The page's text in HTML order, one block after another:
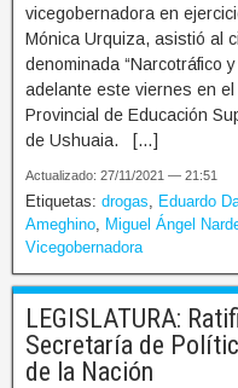
vicegobernadora en
Mónica Urquiza, asistió al
denominada “Narcotráfico
adelante este viernes en
Provincial de Educación
de Ushuaia. […]
Actualizado: 27/11/2021 — 21:51
Etiquetas: drogas Eduardo
Ameghino
Miguel Ángel
Vicegobernadora
LEGISLATURA:
Secretaría de
de la Nación